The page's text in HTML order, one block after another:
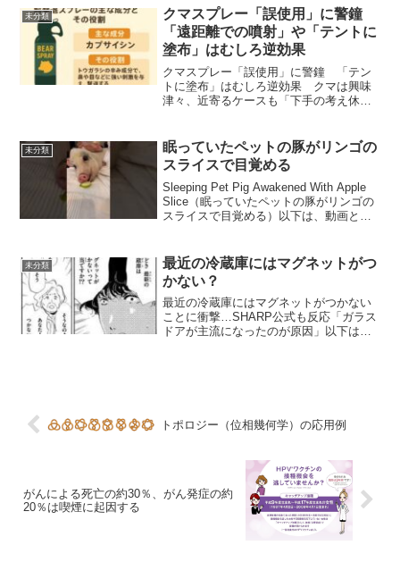
の方法を見出しつつある。とても興味深
い記事です。以下は、抜...
未分類
クマスプレー「誤使用」に警鐘
「遠距離での噴射」や「テントに
塗布」はむしろ逆効果
クマスプレー「誤使用」に警鐘 「テン
トに塗布」はむしろ逆効果 クマは興味
津々、近寄るケースも「下手の考え休む
身事故の増加から、クマを撃退する「ク
マスプレー」を所持する登...
未分類
眠っていたペットの豚がリンゴの
スライスで目覚める
Sleeping Pet Pig Awakened With Apple
Slice（眠っていたペットの豚がリンゴの
スライスで目覚める）以下は、動画とそ
ン、バルセ...
未分類
最近の冷蔵庫にはマグネットがつ
かない？
最近の冷蔵庫にはマグネットがつかない
ことに衝撃…SHARP公式も反応「ガラス
ドアが主流になったのが原因」以下は、
トポロジー（位相幾何学）の応用例
がんによる死亡の約30％、がん発症の約
20％は喫煙に起因する